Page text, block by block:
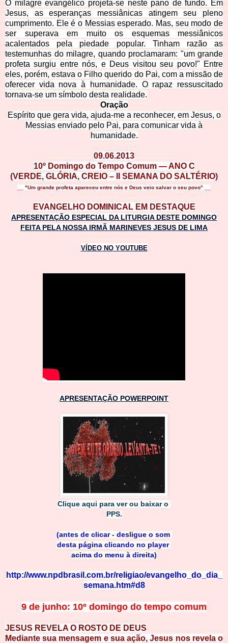
O milagre evangélico projeta-se neste pano de fundo. Em
Jesus, as esperanças messiânicas atingem seu pleno
cumprimento. Ele é o Messias esperado. Mas, seu modo de
ser superava em muito os esquemas messiânicos
acalentados pela piedade popular. Tinham razão as
testemunhas do milagre, quando proclamaram: "um grande
profeta surgiu entre nós, e Deus visitou seu povo!" Entre
eles, porém, estava o Filho querido do Pai, com a missão de
oferecer vida nova à humanidade. O rapaz ressuscitado
tornava-se um símbolo desta realidade.
Oração
Espírito que gera vida, ajuda-me a reconhecer, em Jesus, o
Messias enviado pelo Pai, para comunicar vida à
humanidade.
09.06.2013
10º Domingo do Tempo Comum — ANO C
(VERDE, GLÓRIA, CREIO – II SEMANA DO SALTÉRIO)
__ "Um grande profeta apareceu entre nós e Deus veio salvar o seu povo" __
EVANGELHO DOMINICAL EM DESTAQUE
APRESENTAÇÃO ESPECIAL DA LITURGIA DESTE DOMINGO
FEITA PELA NOSSA IRMÃ MARINEVES JESUS DE LIMA
VÍDEO NO YOUTUBE
APRESENTAÇÃO POWERPOINT
Clique aqui para ver ou baixar o
PPS.
(antes de clicar - desligue o som
desta página clicando no p layer
acima do menu à direita)
http://www.npdbrasil.com.br/religiao/evangelho_do_dia_
semana.htm#d8
9 de junho: 10º domingo do tempo comum
JESUS REVELA O ROSTO DE DEUS
Mediante sua mensagem e sua ação, Jesus nos revela o